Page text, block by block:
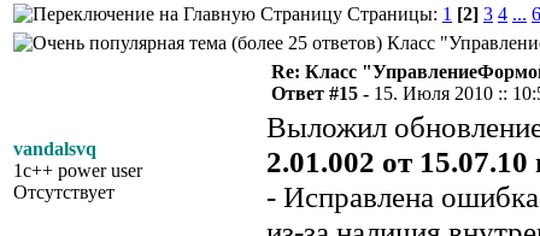
Страницы: 1 [2] 3 4 ... 6
Класс
vandalsvq
1c++ power user
Отсутствует
Re: Класс
Ответ #15 - 15. Июля 2010 ::
Выложил
2.01.002 от 15.07.10
- Исправлена